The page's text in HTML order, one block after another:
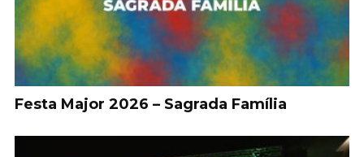
Festa Major 2026 – Sagrada Família